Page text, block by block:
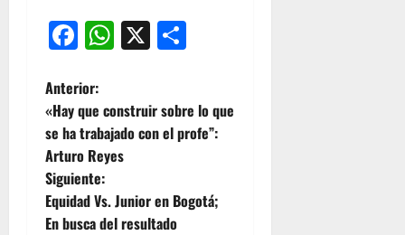
Facebook
WhatsApp
X
Anterior:
«Hay que construir sobre lo que
se ha trabajado con el profe”:
Arturo Reyes
Siguiente:
Equidad Vs. Junior en Bogotá;
En busca del resultado